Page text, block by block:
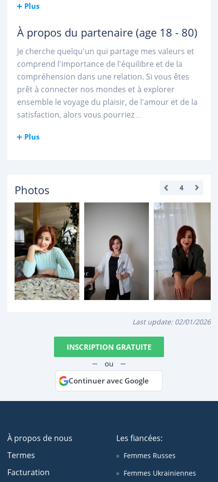
Plus
À propos du partenaire (age 18 - 80)
Je cherche quelqu'un qui partage mes valeurs et
comprend l'importance de l'équilibre et de la
compréhension dans une relation. Si vous êtes
prêt à connecter nos mondes et à explorer
ensemble le voyage du plaisir, de l'amour et de la
satisfaction, alors vous pourriez...
Plus
Photos 4
Last update: 02/01/2026
INSCRIPTION GRATUITE
ou
Continuer avec Google
À propos de nous
Termes
Facturation
Les fiancées:
Femmes Russes
Femmes Ukrainiennes